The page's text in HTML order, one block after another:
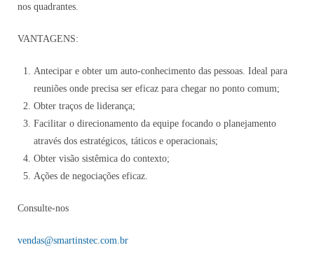
nos quadrantes.
VANTAGENS:
Antecipar e obter um auto-conhecimento das pessoas. Ideal para
reuniões onde precisa ser eficaz para chegar no ponto comum;
Obter traços de liderança;
Facilitar o direcionamento da equipe focando o planejamento
através dos estratégicos, táticos e operacionais;
Obter visão sistêmica do contexto;
Ações de negociações eficaz.
Consulte-nos
vendas@smartinstec.com.br